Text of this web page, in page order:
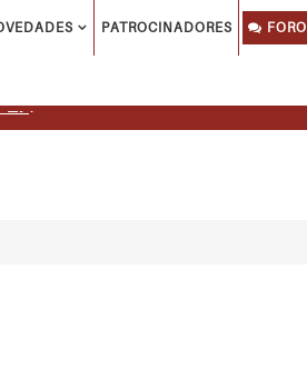
PATROCINADORES FORO
27.